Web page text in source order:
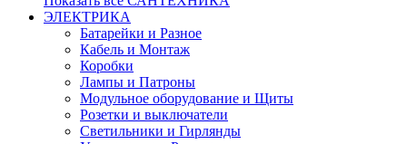
ЭЛЕКТРИКА
Батарейки и Разное
Кабель и Монтаж
Коробки
Лампы и Патроны
Модульное оборудование и Щиты
Розетки и выключатели
Светильники и Гирлянды